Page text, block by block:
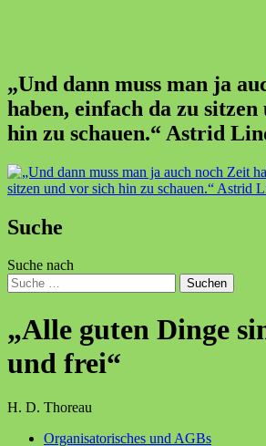
„Und dann muss man ja
haben, einfach da zu
hin zu schauen.“ Astrid
Suche
Suche nach
Suchen
„Alle guten Dinge
und frei“
H. D. Thoreau
Organisatorisches und AGBs